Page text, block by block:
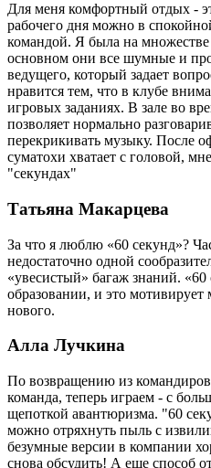
Для меня комфортный отдых -
рабочего дня можно в
командой. Я была на
основном они все шумные и
ведущего, который задает
нравится тем, что в клубе
игровых заданиях. В зале во
позволяет нормально
перекрикивать музыку. После
суматохи хватает с головой,
"секундах"
Татьяна Макарцева
За что я люблю «60 секунд»?
недостаточно одной
«увесистый» багаж знаний.
образовании, и это мотивирует
нового.
Алла Лучкина
По возвращению из
команда, теперь играем - с
щепоткой авантюризма. "60
можно отряхнуть пыль с
безумные версии в компании
снова обсудить! А еще способ